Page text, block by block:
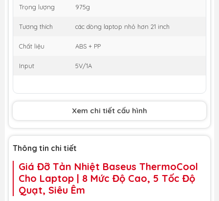
Trọng lượng 975g
Tương thích các dòng laptop nhỏ hơn 21 inch
Chất liệu ABS + PP
Input 5V/1A
Xem chi tiết cấu hình
Thông tin chi tiết
Giá Đỡ Tản Nhiệt Baseus ThermoCool
Cho Laptop | 8 Mức Độ Cao, 5 Tốc Độ
Quạt, Siêu Êm